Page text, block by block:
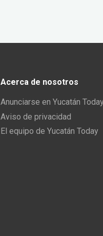
Acerca de nosotros
Anunciarse en Yucatán Today
Aviso de privacidad
El equipo de Yucatán Today